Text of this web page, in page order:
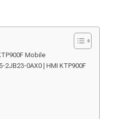
Mobile
2JB23-0AX0 | HMI KTP900F